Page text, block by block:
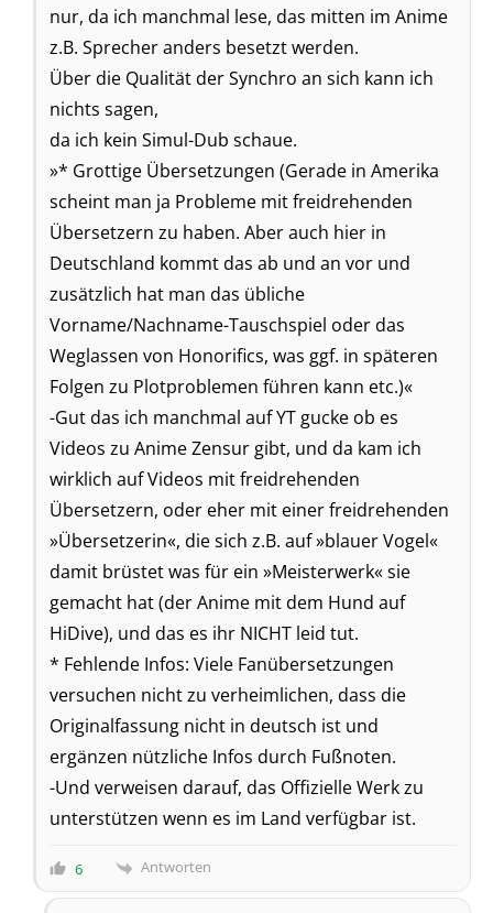
nur, da ich manchmal lese, das mitten im Anime
z.B. Sprecher anders besetzt werden.
Über die Qualität der Synchro an sich kann ich
nichts sagen,
da ich kein Simul-Dub schaue.
»* Grottige Übersetzungen (Gerade in Amerika
scheint man ja Probleme mit freidrehenden
Übersetzern zu haben. Aber auch hier in
Deutschland kommt das ab und an vor und
zusätzlich hat man das übliche
Vorname/Nachname-Tauschspiel oder das
Weglassen von Honorifics, was ggf. in späteren
Folgen zu Plotproblemen führen kann etc.)«
-Gut das ich manchmal auf YT gucke ob es
Videos zu Anime Zensur gibt, und da kam ich
wirklich auf Videos mit freidrehenden
Übersetzern, oder eher mit einer freidrehenden
»Übersetzerin«, die sich z.B. auf »blauer Vogel«
damit brüstet was für ein »Meisterwerk« sie
gemacht hat (der Anime mit dem Hund auf
HiDive), und das es ihr NICHT leid tut.
* Fehlende Infos: Viele Fanübersetzungen
versuchen nicht zu verheimlichen, dass die
Originalfassung nicht in deutsch ist und
ergänzen nützliche Infos durch Fußnoten.
-Und verweisen darauf, das Offizielle Werk zu
unterstützen wenn es im Land verfügbar ist.
6 Antworten